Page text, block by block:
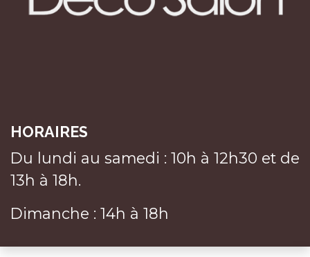
HORAIRES
Du lundi au samedi : 10h à 12h30 et de
13h à 18h.
Dimanche : 14h à 18h